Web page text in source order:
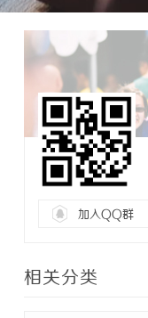
加入QQ群
相关分类